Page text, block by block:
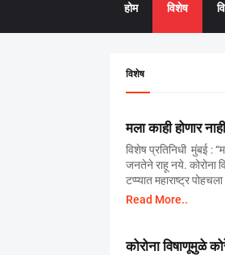
होम विशेष
विशेष
मला काही होणार
विशेष प्रतिनिधी मुंबई :
जनतेने राहू नये. कोरोना
टप्प्यात महाराष्ट्र
Read More..
कोरोना विषाणूमुळे